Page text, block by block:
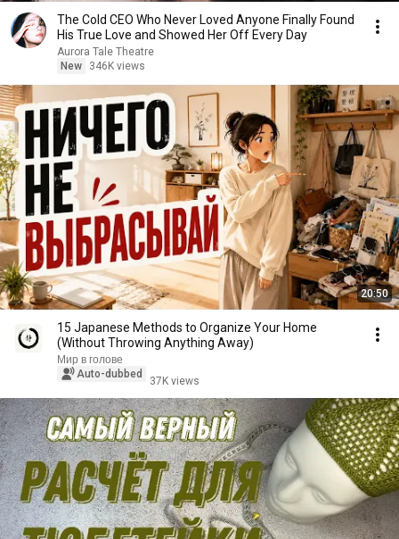
The Cold CEO Who Never Loved Anyone Finally Found
His True Love and Showed Her Off Every Day
Aurora Tale Theatre
New
346K views
20:50
15 Japanese Methods to Organize Your Home
(Without Throwing Anything Away)
Мир в голове
Auto-dubbed
37K views